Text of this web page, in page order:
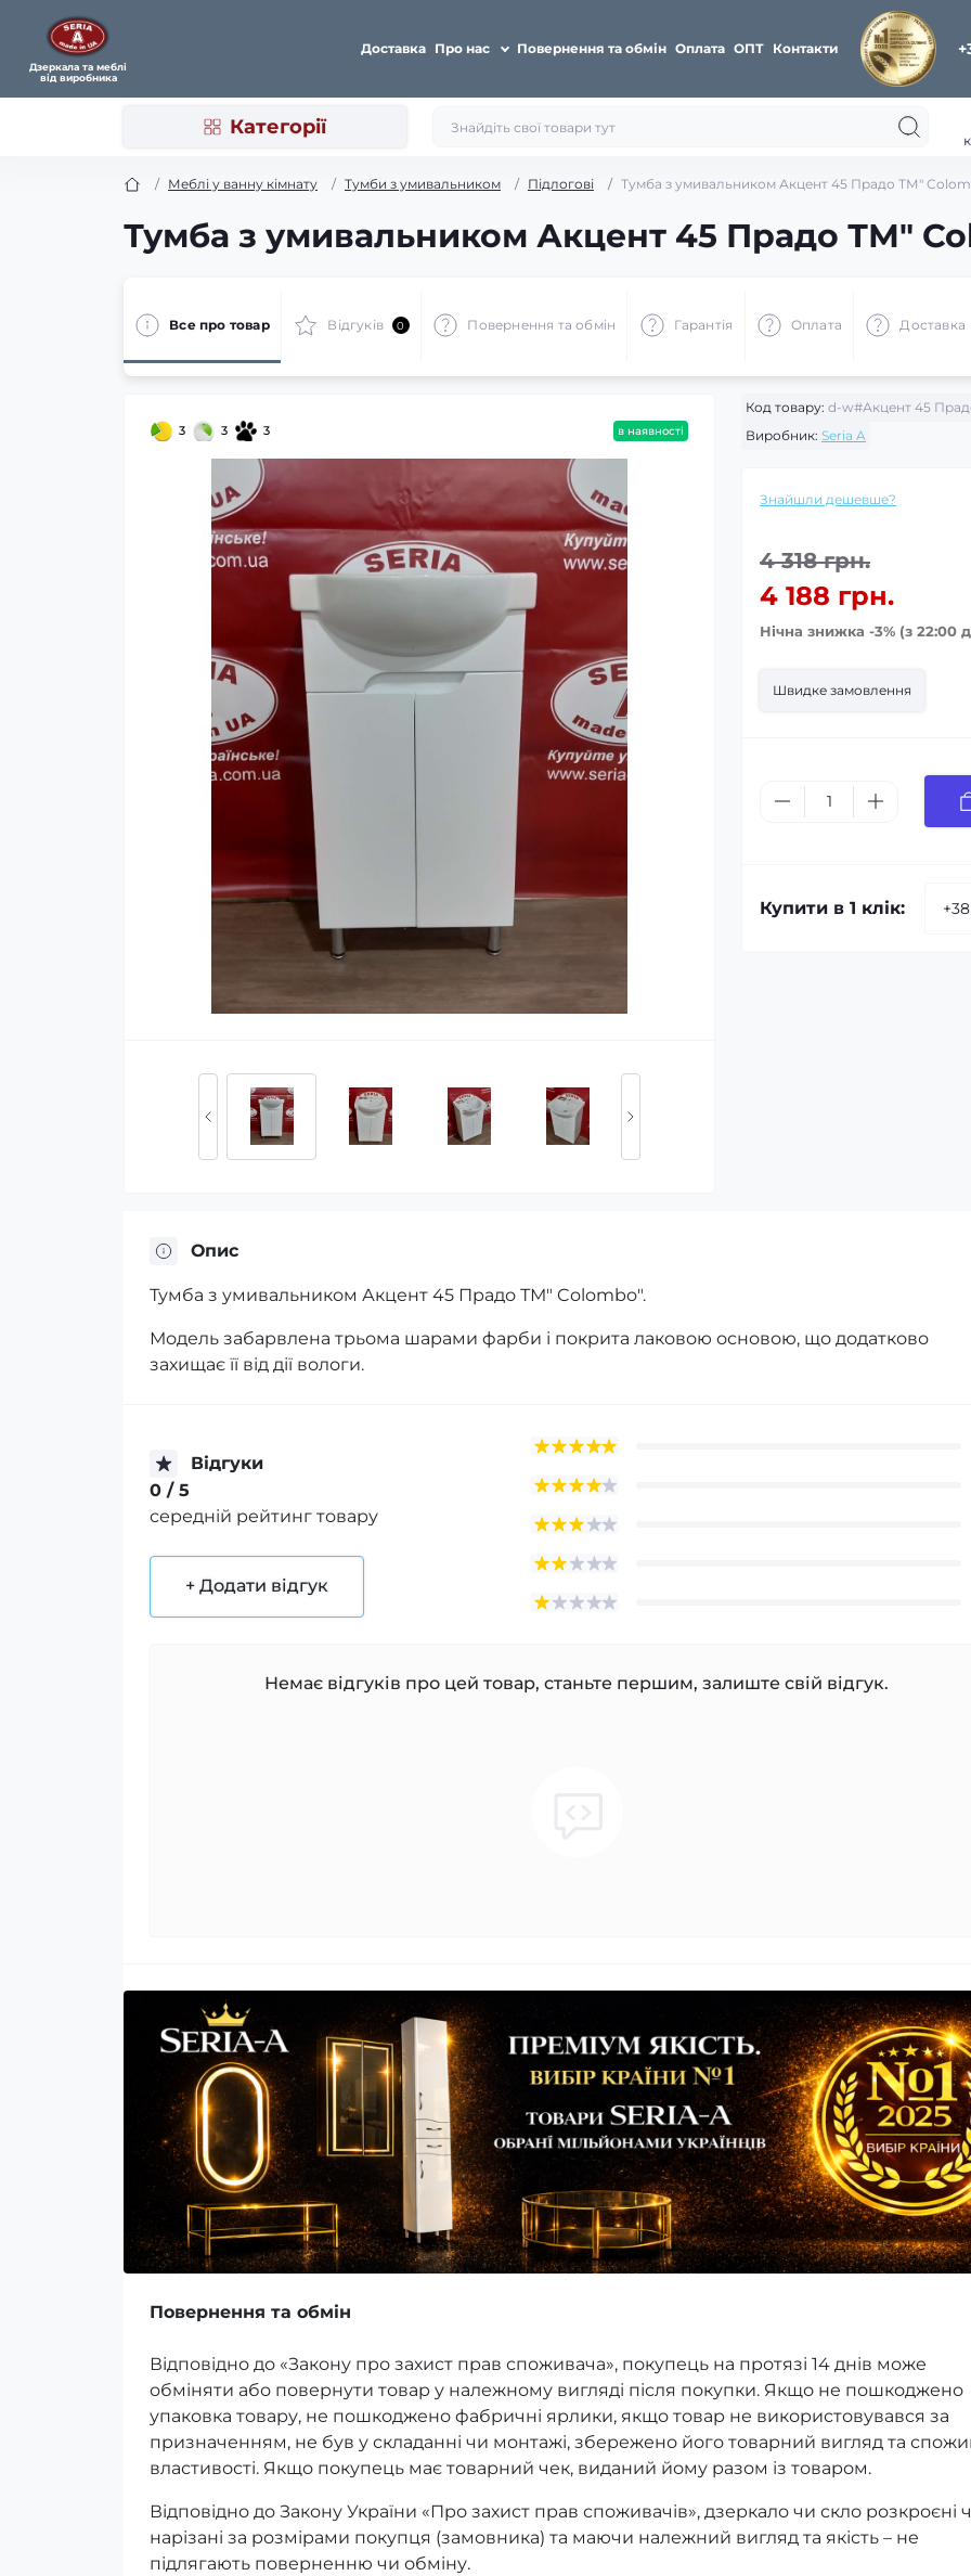
Дзеркала та меблі
від виробника
Доставка Про нас Повернення та обмін Оплата ОПТ Контакти
Категорії
Меблі у ванну кімнату Тумби з умивальником Підлогові Тумба з умивальником Акцент 45 Прадо ТМ"
Тумба з умивальником Акцент 45 Прадо ТМ"
Все про товар Відгуків 0 Повернення та обмін Гарантія Оплата Доставка
3 3 3 в наявності
Код товару: d-w#Акцент 45
Виробник: Seria A
Знайшли дешевше?
4 318 грн.
4 188 грн.
Нічна знижка -3% (з 22:00
Швидке замовлення
Купити в 1 клік:
Опис
Тумба з умивальником Акцент 45 Прадо ТМ" Colombo".
Модель забарвлена трьома шарами фарби і покрита лаковою основою, що додатково
захищає її від дії вологи.
Відгуки
0 / 5
середній рейтинг товару
+ Додати відгук
Немає відгуків про цей товар, станьте першим, залиште свій відгук.
Повернення та обмін
Відповідно до «Закону про захист прав споживача», покупець на протязі 14 днів може
обміняти або повернути товар у належному вигляді після покупки. Якщо не пошкоджено
упаковка товару, не пошкоджено фабричні ярлики, якщо товар не використовувався за
призначенням, не був у складанні чи монтажі, збережено його товарний вигляд та
властивості. Якщо покупець має товарний чек, виданий йому разом із товаром.
Відповідно до Закону України «Про захист прав споживачів», дзеркало чи скло розкроєні
нарізані за розмірами покупця (замовника) та маючи належний вигляд та якість – не
підлягають поверненню чи обміну.